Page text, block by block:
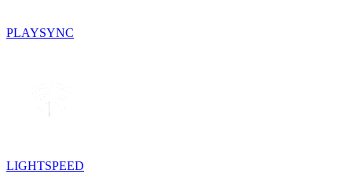
PLAYSYNC
LIGHTSPEED